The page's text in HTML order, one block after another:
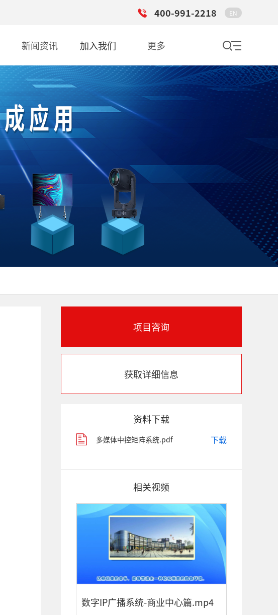
400-991-2218 EN
新闻资讯 加入我们 更多
项目咨询
获取详细信息
资料下载
多媒体中控矩阵系统.pdf 下载
相关视频
数字IP广播系统-商业中心篇.mp4